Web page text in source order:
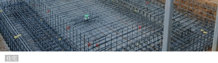
住宅